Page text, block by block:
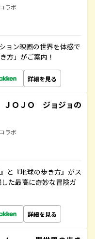
ラボ
ョン映画の世界を体感で
方」がご案内！
詳細を見る
ＯＪＯ ジョジョの
ラボ
と『地球の歩き方』がス
た最高に奇妙な冒険ガ
詳細を見る